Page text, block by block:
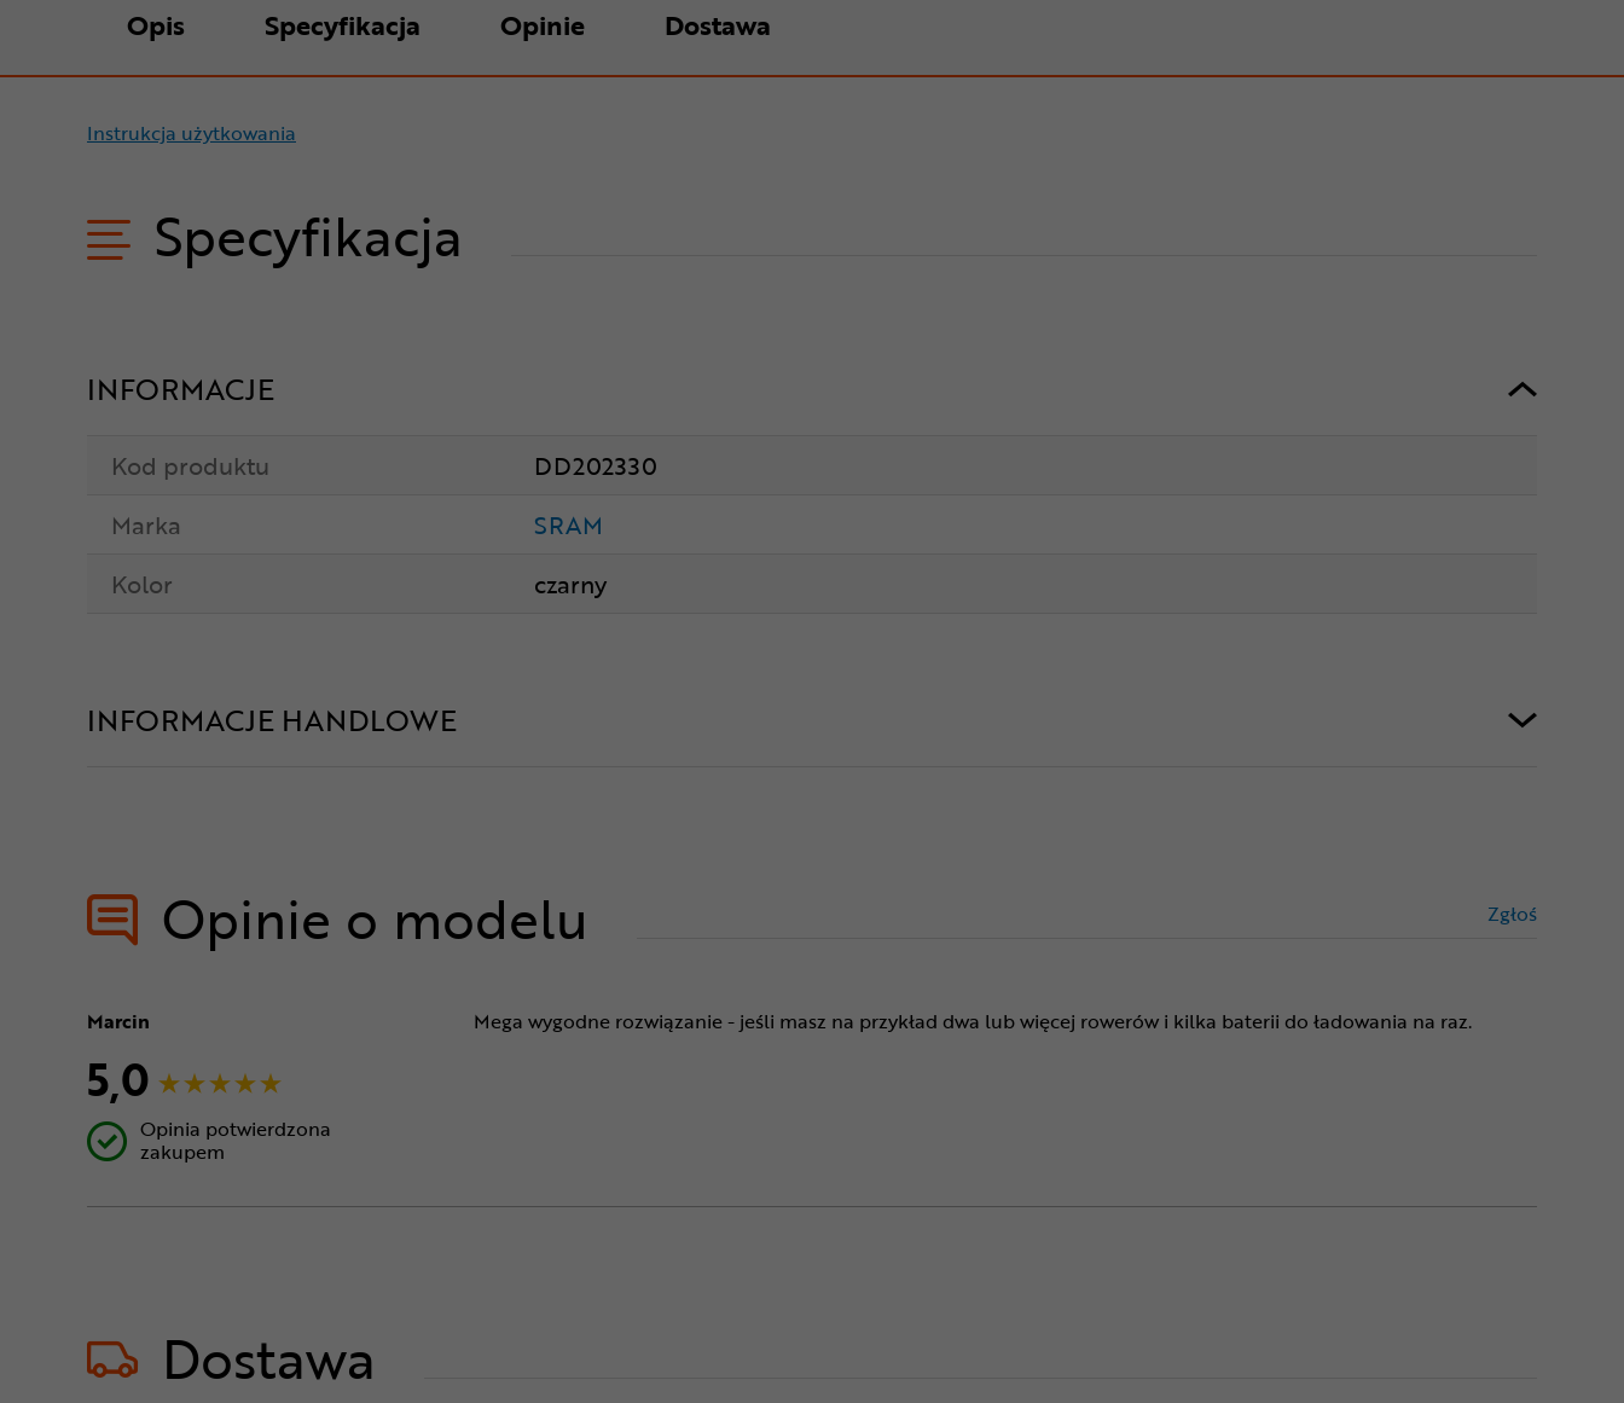
Opis Specyfikacja Opinie Dostawa
Instrukcja użytkowania
Specyfikacja
INFORMACJE
Kod produktu
DD202330
Marka
SRAM
Kolor
czarny
INFORMACJE HANDLOWE
Opinie o modelu Zgłoś
Marcin
5,0
Opinia potwierdzona
zakupem
Mega wygodne rozwiązanie - jeśli masz na przykład dwa lub więcej rowerów i kilka baterii do ładowania na raz.
Dostawa